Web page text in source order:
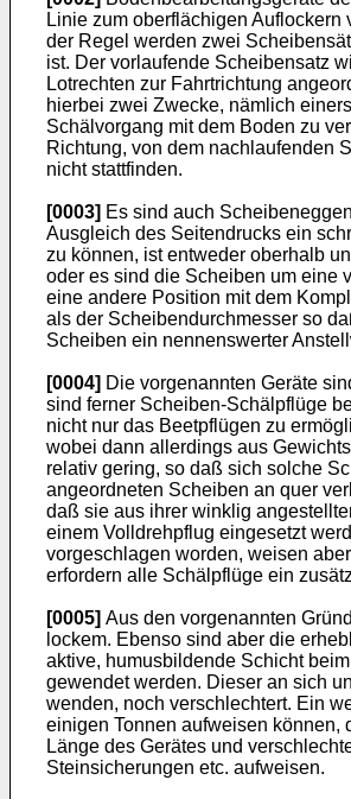
Linie zum oberflächigen
der Regel werden zwei
ist. Der vorlaufende Scheibensatz
Lotrechten zur Fahrtrichtung
hierbei zwei Zwecke, nämlich
Schälvorgang mit dem Boden zu
Richtung, von dem nachlaufenden
nicht stattfinden.
[0003] Es sind auch
Ausgleich des Seitendrucks ein
zu können, ist entweder oberhalb
oder es sind die Scheiben um eine
eine andere Position mit dem
als der Scheibendurchmesser so
Scheiben ein nennenswerter
[0004] Die vorgenannten Geräte
sind ferner Scheiben-Schälpflüge
nicht nur das Beetpflügen zu
wobei dann allerdings aus
relativ gering, so daß sich solche
angeordneten Scheiben an quer
daß sie aus ihrer winklig
einem Volldrehpflug eingesetzt
vorgeschlagen worden, weisen
erfordern alle Schälpflüge ein
[0005] Aus den vorgenannten
lockem. Ebenso sind aber die
aktive, humusbildende Schicht
gewendet werden. Dieser an sich
wenden, noch verschlechtert. Ein
einigen Tonnen aufweisen können,
Länge des Gerätes und
Steinsicherungen etc. aufweisen.